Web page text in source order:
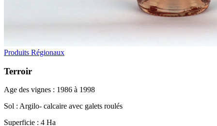
Produits Régionaux
Terroir
Age des vignes : 1986 à 1998
Sol : Argilo- calcaire avec galets roulés
Superficie : 4 Ha